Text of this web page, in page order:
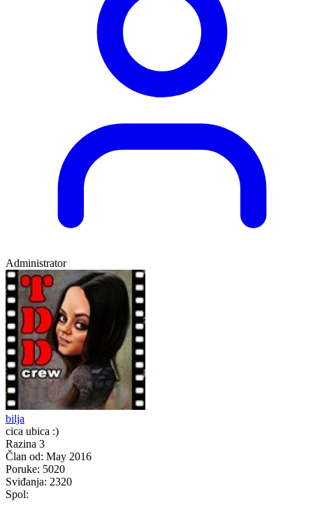
Administrator
bilja
cica ubica :)
Razina 3
Član od: May 2016
Poruke: 5020
Sviđanja: 2320
Spol: